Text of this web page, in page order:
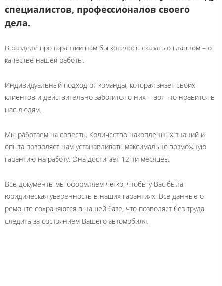
специалистов, профессионалов своего
дела.
В разделе про гарантии нам бы хотелось сказать о главном – о
качестве нашей работы.
Индивидуальный подход от команды, которая знает своих
клиентов и действительно заботится о них – вот что нравится в
нас людям.
Мы работаем на совесть. Количество накопленных знаний и
опыта позволяет нам устанавливать максимально возможную
гарантию на работу. Она достигает 12-ти месяцев.
Все документы мы оформляем четко, чтобы у Вас была
юридическая уверенность в наших гарантиях. Все данные о
ремонте сохраняются в нашей базе, что позволяет без труда
следить за состоянием Вашего автомобиля.